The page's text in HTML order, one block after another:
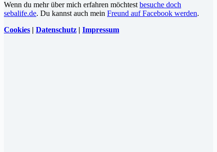
Wenn du mehr über mich erfahren möchtest besuche doch
sebalife.de. Du kannst auch mein Freund auf Facebook werden.
Cookies | Datenschutz | Impressum